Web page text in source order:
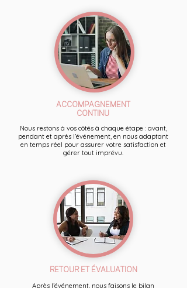
ACCOMPAGNEMENT
CONTINU
Nous restons à vos côtés à chaque étape : avant,
pendant et après l’événement, en nous adaptant
en temps réel pour assurer votre satisfaction et
gérer tout imprévu.
RETOUR ET ÉVALUATION
Après l’événement, nous faisons le bilan